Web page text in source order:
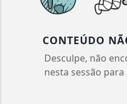
CONTEÚDO
Desculpe, não
nesta sessão